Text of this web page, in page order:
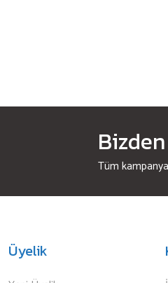
Tüm
Üyelik